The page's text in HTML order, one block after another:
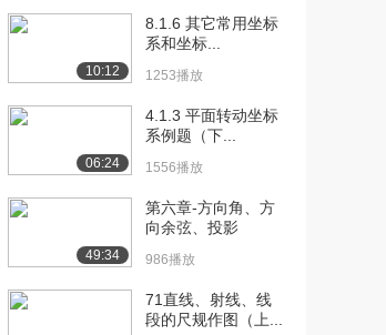
[10] [上册]1.3 有理数的加
减法（2...
09:26
减法（3...
减法（3...
减法（4...
10:12
8.1.6 其它常用坐标
系和坐标...
1253播放
06:24
4.1.3 平面转动坐标
系例题（下...
1556播放
49:34
第六章-方向角、方
向余弦、投影
986播放
71直线、射线、线
段的尺规作图（上...